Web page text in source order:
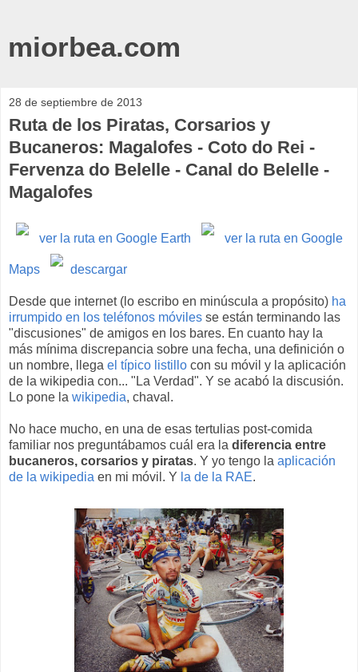
miorbea.com
28 de septiembre de 2013
Ruta de los Piratas, Corsarios y
Bucaneros: Magalofes - Coto do Rei -
Fervenza do Belelle - Canal do Belelle -
Magalofes
ver la ruta en Google Earth ver la ruta en Google
Maps descargar
Desde que internet (lo escribo en minúscula a propósito) ha
irrumpido en los teléfonos móviles se están terminando las
"discusiones" de amigos en los bares. En cuanto hay la
más mínima discrepancia sobre una fecha, una definición o
un nombre, llega el típico listillo con su móvil y la aplicación
de la wikipedia con... "La Verdad". Y se acabó la discusión.
Lo pone la wikipedia, chaval.
No hace mucho, en una de esas tertulias post-comida
familiar nos preguntábamos cuál era la diferencia entre
bucaneros, corsarios y piratas. Y yo tengo la aplicación
de la wikipedia en mi móvil. Y la de la RAE.